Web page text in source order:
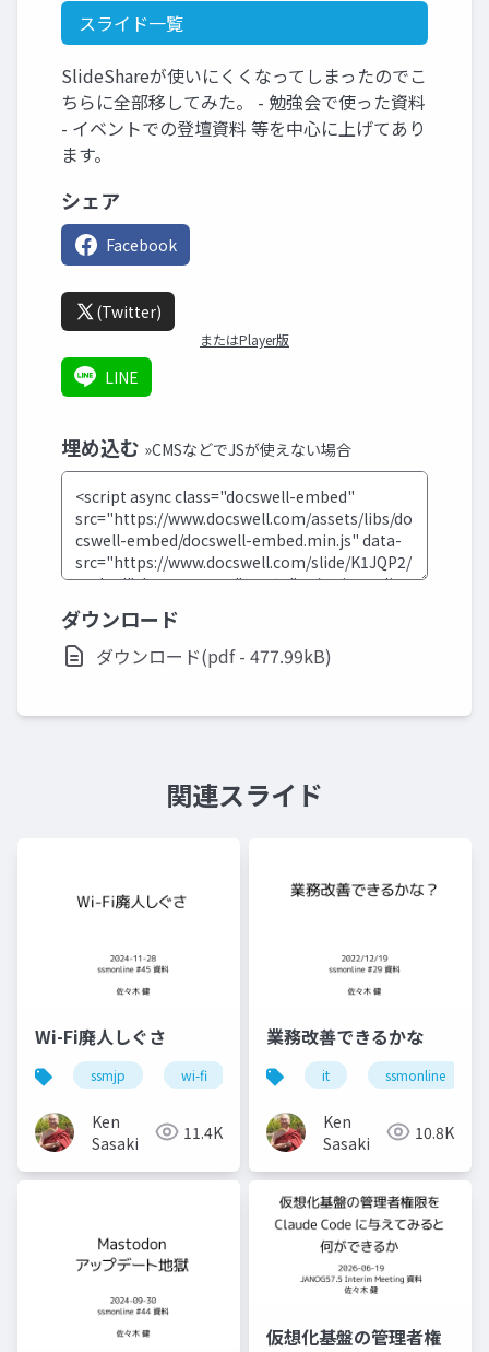
スライド一覧
SlideShareが使いにくくなってしまったのでこ
ちらに全部移してみた。 - 勉強会で使った資料
- イベントでの登壇資料 等を中心に上げてあり
ます。
シェア
Facebook
(Twitter)
またはPlayer版
LINE
埋め込む »CMSなどでJSが使えない場合
ダウンロード
ダウンロード(pdf - 477.99kB)
関連スライド
Wi-Fi廃人しぐさ
ssmjp wi-fi conbu bakuchiku
Ken
Sasaki
11.4K
業務改善できるかな
it ssmonline
Ken
Sasaki
10.8K
仮想化基盤の管理者権